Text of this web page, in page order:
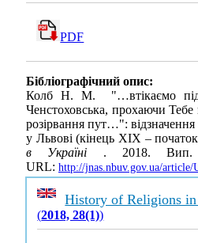
PDF
Бібліографічний опис:
Колб Н. М. "…втікаємо під
Ченстоховська, прохаючи Тебе
розірвання пут…":
у Львові (кінець ХІХ –
в Україні . 2018. Вип.
URL: http://jnas.nbuv.gov.ua/article/
History of Religions
(2018, 28(1))